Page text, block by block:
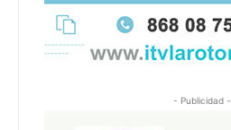
- Publicidad -